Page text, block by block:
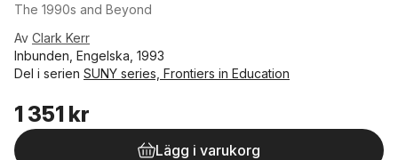
The 1990s and Beyond
Av Clark Kerr
Inbunden, Engelska, 1993
Del i serien SUNY series, Frontiers in Education
1 351 kr
Lägg i varukorg